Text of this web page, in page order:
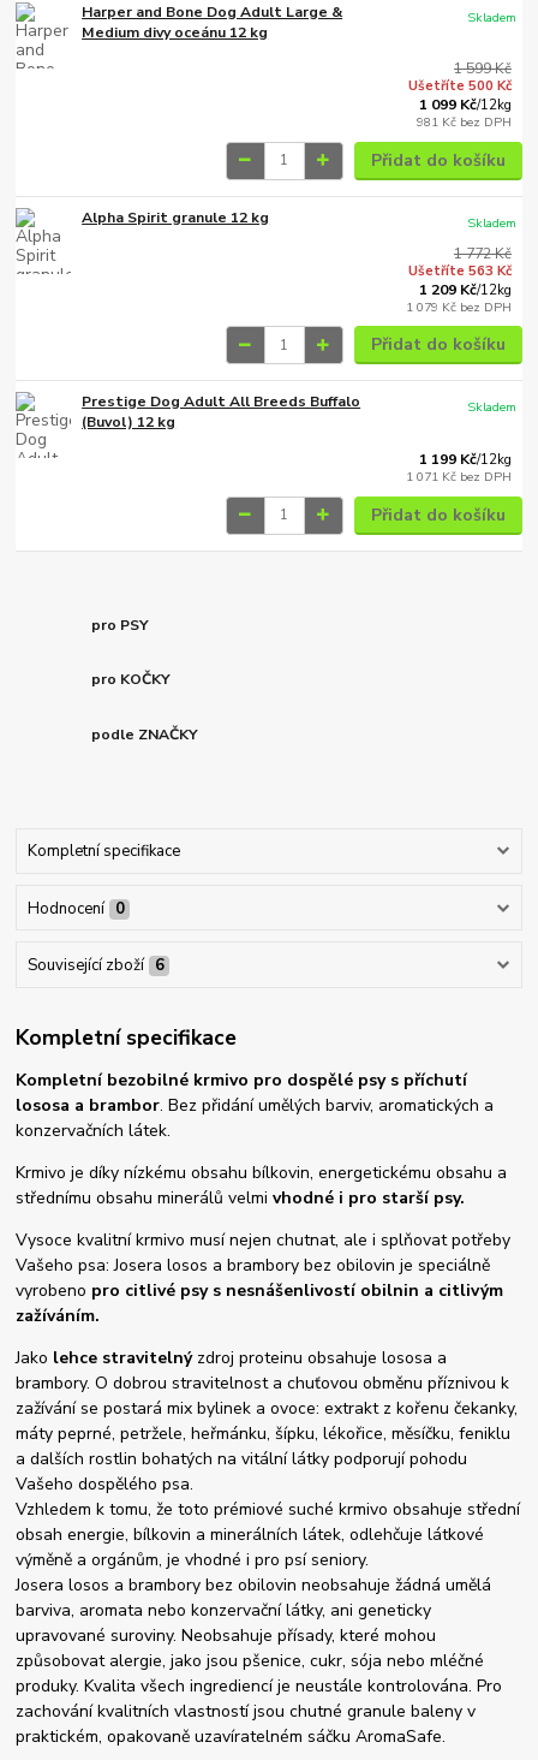
Harper and Bone Dog Adult Large &
Medium divy oceánu 12 kg
1 599 Kč
Ušetříte 500 Kč
1 099 Kč/12kg
981 Kč bez DPH
Skladem
Přidat do košíku
Alpha Spirit granule 12 kg
1 772 Kč
Ušetříte 563 Kč
1 209 Kč/12kg
1 079 Kč bez DPH
Skladem
Přidat do košíku
Prestige Dog Adult All Breeds Buffalo
(Buvol) 12 kg
1 199 Kč/12kg
1 071 Kč bez DPH
Skladem
Přidat do košíku
pro PSY
pro KOČKY
podle ZNAČKY
Kompletní specifikace
Hodnocení 0
Související zboží 6
Kompletní specifikace
Kompletní bezobilné krmivo pro dospělé psy s příchutí
lososa a brambor. Bez přidání umělých barviv, aromatických a
konzervačních látek.
Krmivo je díky nízkému obsahu bílkovin, energetickému obsahu a
střednímu obsahu minerálů velmivhodné i pro starší psy.
Vysoce kvalitní krmivo musí nejen chutnat, ale i splňovat potřeby
Vašeho psa: Josera losos a brambory bez obilovin je speciálně
vyrobeno pro citlivé psys nesnášenlivostí obilnin a citlivým
zažíváním.
Jako lehce stravitelnýzdroj proteinu obsahuje lososa a
brambory. O dobrou stravitelnost a chuťovou obměnu příznivou k
zažívání se postará mix bylinek a ovoce: extrakt z kořenu čekanky,
máty peprné, petržele, heřmánku, šípku, lékořice, měsíčku, feniklu
a dalších rostlin bohatých na vitální látky podporují pohodu
Vašeho dospělého psa.
Vzhledem k tomu, že toto prémiové suché krmivo obsahuje střední
obsah energie, bílkovin a minerálních látek, odlehčuje látkové
výměně a orgánům, je vhodné i pro psí seniory.
Josera losos a brambory bez obilovin neobsahuje žádná umělá
barviva, aromata nebo konzervační látky, ani geneticky
upravované suroviny. Neobsahuje přísady, které mohou
způsobovat alergie, jako jsou pšenice, cukr, sója nebo mléčné
produky. Kvalita všech ingrediencí je neustále kontrolována. Pro
zachování kvalitních vlastností jsou chutné granule baleny v
praktickém, opakovaně uzavíratelném sáčku AromaSafe.